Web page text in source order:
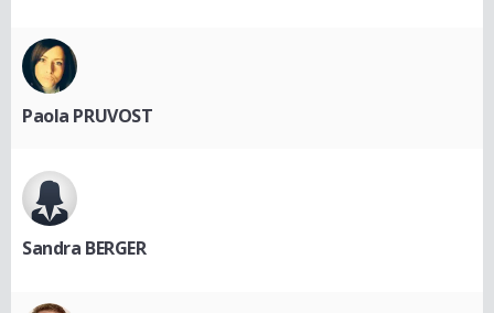
Paola PRUVOST
Sandra BERGER